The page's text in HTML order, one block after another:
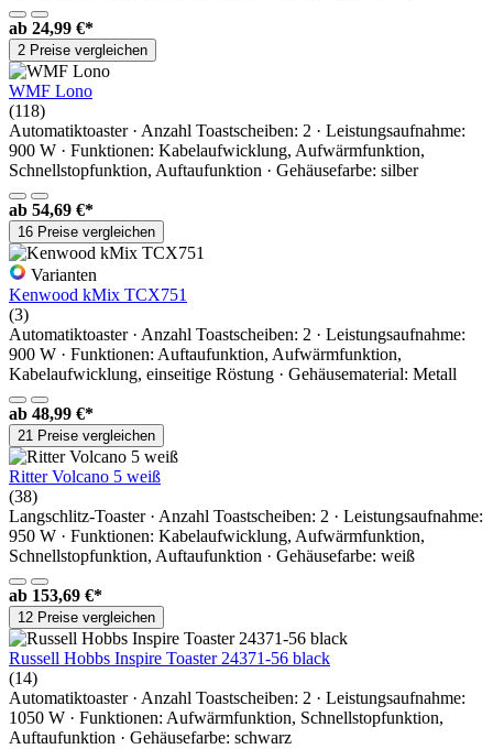
ab 24,99 €*
2 Preise vergleichen
WMF Lono
(118)
Automatiktoaster · Anzahl Toastscheiben: 2 · Leistungsaufnahme:
900 W · Funktionen: Kabelaufwicklung, Aufwärmfunktion,
Schnellstopfunktion, Auftaufunktion · Gehäusefarbe: silber
ab 54,69 €*
16 Preise vergleichen
Varianten
Kenwood kMix TCX751
(3)
Automatiktoaster · Anzahl Toastscheiben: 2 · Leistungsaufnahme:
900 W · Funktionen: Auftaufunktion, Aufwärmfunktion,
Kabelaufwicklung, einseitige Röstung · Gehäusematerial: Metall
ab 48,99 €*
21 Preise vergleichen
Ritter Volcano 5 weiß
(38)
Langschlitz-Toaster · Anzahl Toastscheiben: 2 · Leistungsaufnahme:
950 W · Funktionen: Kabelaufwicklung, Aufwärmfunktion,
Schnellstopfunktion, Auftaufunktion · Gehäusefarbe: weiß
ab 153,69 €*
12 Preise vergleichen
Russell Hobbs Inspire Toaster 24371-56 black
(14)
Automatiktoaster · Anzahl Toastscheiben: 2 · Leistungsaufnahme:
1050 W · Funktionen: Aufwärmfunktion, Schnellstopfunktion,
Auftaufunktion · Gehäusefarbe: schwarz